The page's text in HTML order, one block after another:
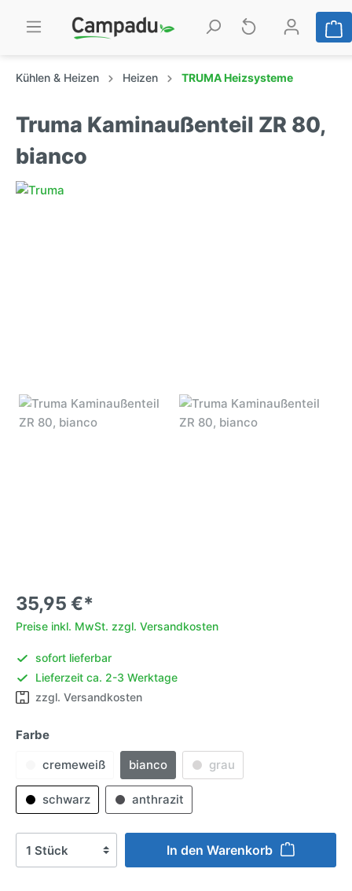
Kühlen & Heizen Heizen TRUMA Heizsysteme
Truma Kaminaußenteil ZR 80,
bianco
35,95 €*
Preise inkl. MwSt. zzgl. Versandkosten
sofort lieferbar
Lieferzeit ca. 2-3 Werktage
zzgl. Versandkosten
Farbe
cremeweiß
bianco grau
schwarz anthrazit
In den Warenkorb